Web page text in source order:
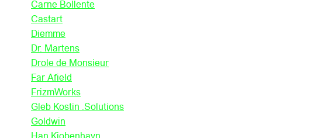
Carne Bollente
Castart
Diemme
Dr. Martens
Drole de Monsieur
Far Afield
FrizmWorks
Gleb Kostin .Solutions
Goldwin